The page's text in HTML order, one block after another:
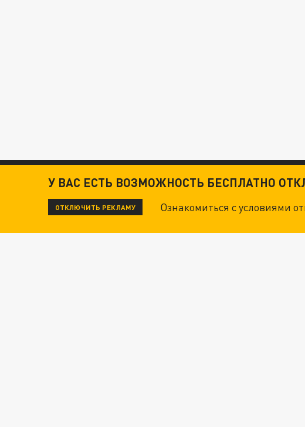
У ВАС ЕСТЬ ВОЗМОЖНОСТЬ БЕСПЛАТНО
ОТКЛЮЧИТЬ РЕКЛАМУ Ознакомиться с условиями